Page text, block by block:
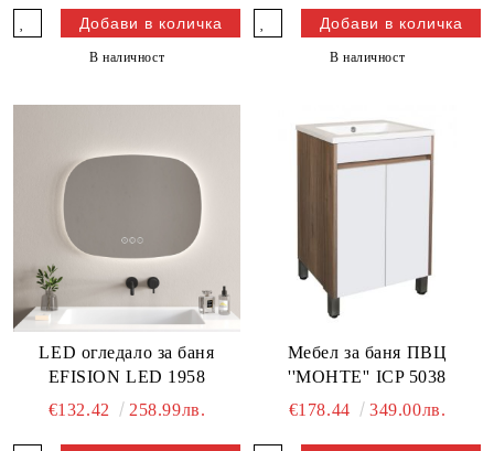
В наличност В наличност
LED огледало за баня
EFISION LED 1958
€132.42
258.99лв.
Мебел за баня ПВЦ
''МОНТЕ'' ICP 5038
€178.44
349.00лв.